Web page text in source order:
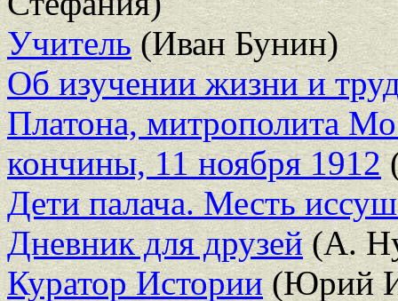
Учитель(Иван Бунин)
Об изучении жизни и
Платона, митрополита
кончины, 11 ноября 1912
Дети палача. Месть
Дневник для друзей(А.
Куратор Истории(Юрий